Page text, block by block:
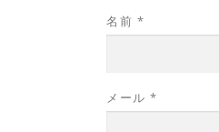
名前 *
メール *